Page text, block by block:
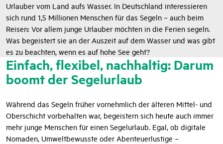
Urlauber vom Land aufs Wasser. In Deutschland interessieren
sich rund 1,5 Millionen Menschen für das Segeln – auch beim
Reisen: Vor allem junge Urlauber möchten in die Ferien segeln.
Was begeistert sie an der Auszeit auf dem Wasser und was gibt
es zu beachten, wenn es auf hohe See geht?
Einfach, flexibel, nachhaltig: Darum
boomt der Segelurlaub
Während das Segeln früher vornehmlich der älteren Mittel- und
Oberschicht vorbehalten war, begeistern sich heute auch immer
mehr junge Menschen für einen Segelurlaub. Egal, ob digitale
Nomaden, Umweltbewusste oder Abenteuerlustige –